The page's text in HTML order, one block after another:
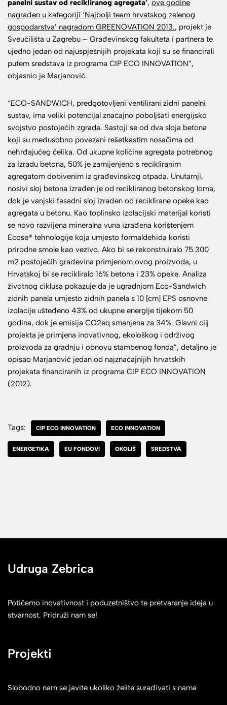
panelni sustav od recikliranog agregata’, ove godine
nagrađen u kategoriji ‘Najbolji team hrvatskog zelenog
gospodarstva’ nagradom GREENOVATION 2013., projekt je
Sveučilišta u Zagrebu – Građevinskog fakulteta i partnera te
ujedno jedan od najuspješnijih projekata koji su se financirali
putem sredstava iz programa CIP ECO INNOVATION”,
objasnio je Marjanović.
“ECO-SANDWICH, predgotovljeni ventilirani zidni panelni
sustav, ima veliki potencijal značajno poboljšati energijsko
svojstvo postojećih zgrada. Sastoji se od dva sloja betona
koji su međusobno povezani rešetkastim nosačima od
nehrđajućeg čelika. Od ukupne količine agregata potrebnog
za izradu betona, 50% je zamijenjeno s recikliranim
agregatom dobivenim iz građevinskog otpada. Unutarnji,
nosivi sloj betona izrađen je od recikliranog betonskog loma,
dok je vanjski fasadni sloj izrađen od reciklirane opeke kao
agregata u betonu. Kao toplinsko izolacijski materijal koristi
se novo razvijena mineralna vuna izrađena korištenjem
Ecose® tehnologije koja umjesto formaldehida koristi
prirodne smole kao vezivo. Ako bi se rekonstruiralo 75.300
m2 postojećih građevina primjenom ovog proizvoda, u
Hrvatskoj bi se recikliralo 16% betona i 23% opeke. Analiza
životnog ciklusa pokazuje da je ugradnjom Eco-Sandwich
zidnih panela umjesto zidnih panela s 10 [cm] EPS osnovne
izolacije ušteđeno 43% od ukupne energije tijekom 50
godina, dok je emisija CO2eq smanjena za 34%. Glavni cilj
projekta je primjena inovativnog, ekološkog i održivog
proizvoda za gradnju i obnovu stambenog fonda”, detaljno je
opisao Marjanović jedan od najznačajnijih hrvatskih
projekata financiranih iz programa CIP ECO INNOVATION
(2012).
Tags: CIP ECO INNOVATION ECO INNOVATION
ENERGETIKA EU FONDOVI OKOLIŠ SREDSTVA
Udruga Zebrica
Potičemo inovativnost i poduzetništvo te pretvaranje ideja u
stvarnost. Pridruži nam se!
Projekti
Slobodno nam se javite ukoliko želite surađivati s nama